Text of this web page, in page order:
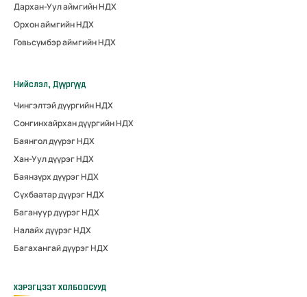
Дархан-Уул аймгийн НДХ
Орхон аймгийн НДХ
Говьсүмбэр аймгийн НДХ
Нийслэл, Дүүргүүд
Чингэлтэй дүүргийн НДХ
Сонгинхайрхан дүүргийн НДХ
Баянгол дүүрэг НДХ
Хан-Уул дүүрэг НДХ
Баянзүрх дүүрэг НДХ
Сүхбаатар дүүрэг НДХ
Багануур дүүрэг НДХ
Налайх дүүрэг НДХ
Багахангай дүүрэг НДХ
ХЭРЭГЦЭЭТ ХОЛБООСУУД